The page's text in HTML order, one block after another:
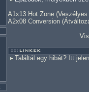
A1x13 Hot Zone (Veszélyes
A2x08 Conversion
Találtál egy hibát? Itt